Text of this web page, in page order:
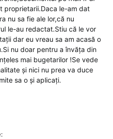
proprietarii.Daca le-am dat
nu sa fie ale lor,că nu
le-au redactat.Stiu că le vor
dar eu vreau sa am acasă o
nu doar pentru a învăța din
mai bugetarilor !Se vede
și nici nu prea va duce
sa o și aplicați.